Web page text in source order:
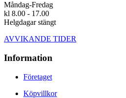
Måndag-Fredag
kl 8.00 - 17.00
Helgdagar stängt
AVVIKANDE TIDER
Information
Företaget
Köpvillkor